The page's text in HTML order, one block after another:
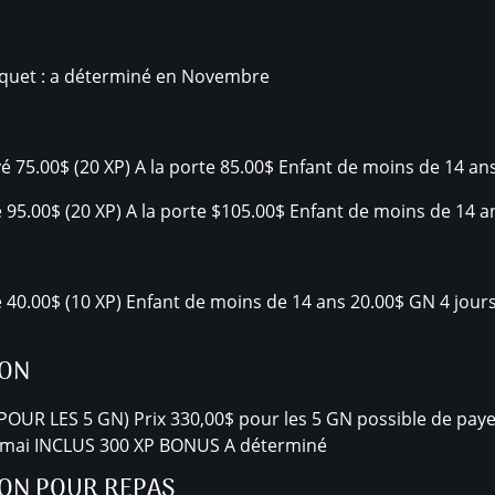
: a déterminé en Novembre
75.00$ (20 XP) A la porte 85.00$ Enfant de moins de 14
(20 XP) A la porte $105.00$ Enfant de moins de 14
40.00$ (10 XP) Enfant de moins de 14 ans 20.00$ GN 4
LES 5 GN) Prix 330,00$ pour les 5 GN possible de
INCLUS 300 XP BONUS A déterminé